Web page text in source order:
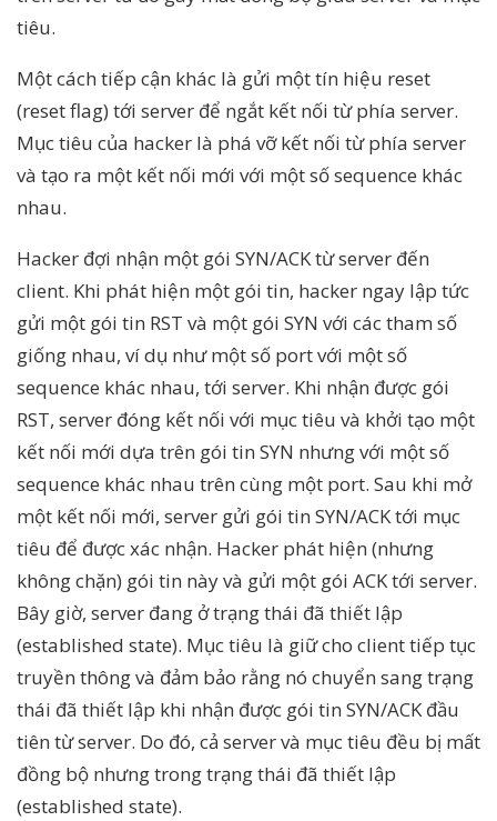
tiêu.
Một cách tiếp cận khác là gửi một tín hiệu reset
(reset flag) tới server để ngắt kết nối từ phía server.
Mục tiêu của hacker là phá vỡ kết nối từ phía server
và tạo ra một kết nối mới với một số sequence khác
nhau.
Hacker đợi nhận một gói SYN/ACK từ server đến
client. Khi phát hiện một gói tin, hacker ngay lập tức
gửi một gói tin RST và một gói SYN với các tham số
giống nhau, ví dụ như một số port với một số
sequence khác nhau, tới server. Khi nhận được gói
RST, server đóng kết nối với mục tiêu và khởi tạo một
kết nối mới dựa trên gói tin SYN nhưng với một số
sequence khác nhau trên cùng một port. Sau khi mở
một kết nối mới, server gửi gói tin SYN/ACK tới mục
tiêu để được xác nhận. Hacker phát hiện (nhưng
không chặn) gói tin này và gửi một gói ACK tới server.
Bây giờ, server đang ở trạng thái đã thiết lập
(established state). Mục tiêu là giữ cho client tiếp tục
truyền thông và đảm bảo rằng nó chuyển sang trạng
thái đã thiết lập khi nhận được gói tin SYN/ACK đầu
tiên từ server. Do đó, cả server và mục tiêu đều bị mất
đồng bộ nhưng trong trạng thái đã thiết lập
(established state).